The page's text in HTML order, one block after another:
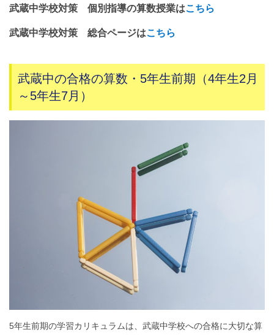
武蔵中学校対策 個別指導の算数授業はこちら
武蔵中学校対策 総合ページはこちら
武蔵中の合格の算数・5年生前期（4年生2月
～5年生7月）
5年生前期の学習カリキュラムは、武蔵中学校への合格に大切な算